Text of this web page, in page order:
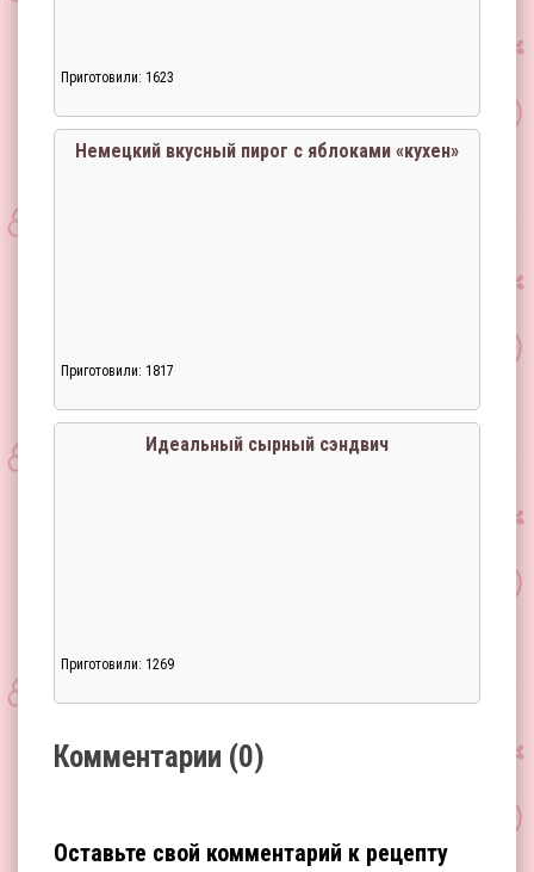
Приготовили: 1623
Немецкий вкусный пирог с яблоками «кухен»
Приготовили: 1817
Идеальный сырный сэндвич
Приготовили: 1269
Комментарии (0)
Оставьте свой комментарий к рецепту